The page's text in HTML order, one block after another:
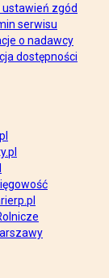
zgód
serwisu
o nadawcy
dostępności